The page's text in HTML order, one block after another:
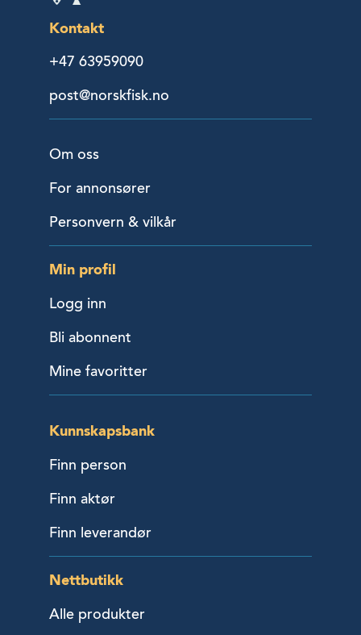
Kontakt
+47 63959090
post@norskfisk.no
Om oss
For annonsører
Personvern & vilkår
Min profil
Logg inn
Bli abonnent
Mine favoritter
Kunnskapsbank
Finn person
Finn aktør
Finn leverandør
Nettbutikk
Alle produkter